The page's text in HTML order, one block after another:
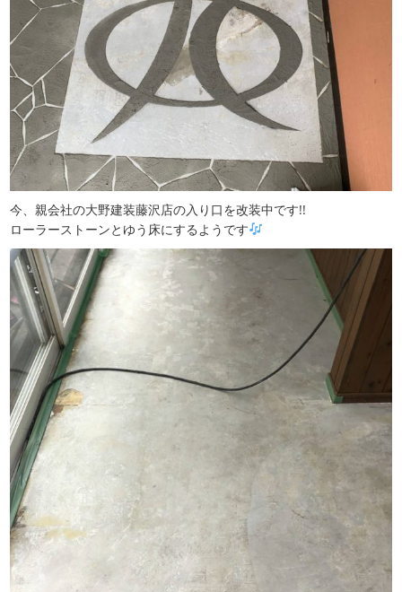
今、親会社の大野建装藤沢店の入り口を改装中です!!
ローラーストーンとゆう床にするようです